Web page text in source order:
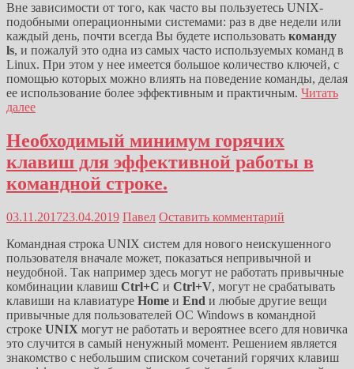
Вне зависимости от того, как часто вы пользуетесь UNIX-
подобными операционными системами: раз в две недели или
каждый день, почти всегда Вы будете использовать команду
ls, и пожалуй это одна из самых часто используемых команд в
Linux. При этом у нее имеется большое количество ключей, с
помощью которых можно влиять на поведение команды, делая
ее использование более эффективным и практичным. Читать
далее
Необходимый минимум горячих
клавиш для эффективной работы в
командной строке.
03.11.201723.04.2019 Павел Оставить комментарий
Командная строка UNIX систем для нового неискушенного
пользователя вначале может, показаться непривычной и
неудобной. Так например здесь могут не работать привычные
комбинации клавиш Ctrl+C и Ctrl+V, могут не срабатывать
клавиши на клавиатуре Home и End и любые другие вещи
привычные для пользователей ОС Windows в командной
строке UNIX могут не работать и вероятнее всего для новичка
это случится в самый ненужный момент. Решением является
знакомство с небольшим списком сочетаний горячих клавиш